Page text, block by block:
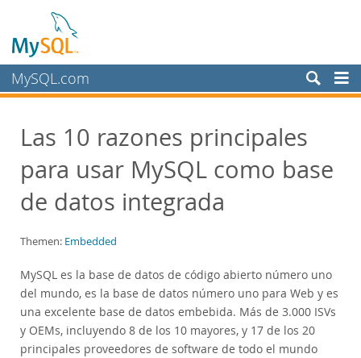
MySQL.com
Schulung, Beratung, Support
Partner
Kunden
White Papers
Presentations
Videos
Case Studies
Books
Las 10 razones principales
para usar MySQL como base
de datos integrada
Themen: Embedded
MySQL es la base de datos de código abierto número uno
del mundo, es la base de datos número uno para Web y es
una excelente base de datos embebida. Más de 3.000 ISVs
y OEMs, incluyendo 8 de los 10 mayores, y 17 de los 20
principales proveedores de software de todo el mundo